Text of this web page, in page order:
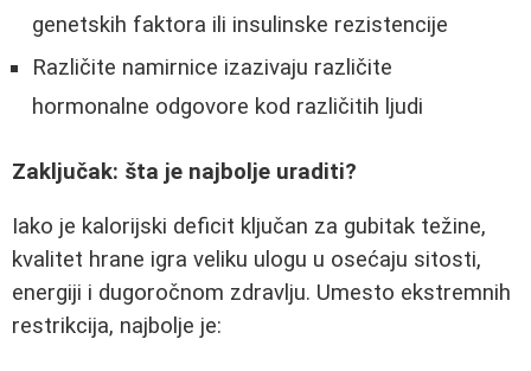
genetskih faktora ili insulinske rezistencije
Različite namirnice izazivaju različite
hormonalne odgovore kod različitih ljudi
Zaključak: šta je najbolje uraditi?
Iako je kalorijski deficit ključan za gubitak težine,
kvalitet hrane igra veliku ulogu u osećaju sitosti,
energiji i dugoročnom zdravlju. Umesto ekstremnih
restrikcija, najbolje je: